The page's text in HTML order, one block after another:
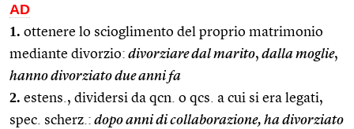
AD
1. ottenere lo scioglimento del proprio matrimonio
mediante divorzio: divorziare dal marito, dalla moglie,
hanno divorziato due anni fa
2. estens., dividersi da qcn. o qcs. a cui si era legati,
spec. scherz.: dopo anni di collaborazione, ha divorziato